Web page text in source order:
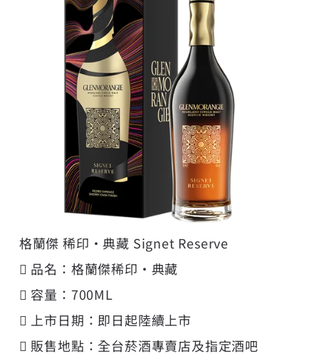
格蘭傑 稀印・典藏 Signet Reserve
 品名：格蘭傑稀印・典藏
 容量：700ML
 上市日期：即日起陸續上市
 販售地點：全台菸酒專賣店及指定酒吧